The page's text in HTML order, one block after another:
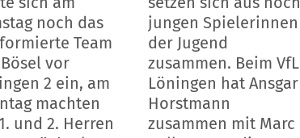
noch das
Team
vor
2 ein, am
machten
und 2. Herren
jungen Spielerinnen
der Jugend
zusammen. Beim VfL
Löningen hat Ansgar
Horstmann
zusammen mit Marc